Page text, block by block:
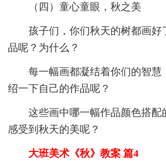
（四）童心童眼，秋之美
孩子们，你们秋天的树都画好
品呢？为什么？
每一幅画都凝结着你们的智慧
绍一下自己的作品呢？
这些画中哪一幅作品颜色搭配
感受到秋天的美呢？
大班美术《秋》教案 篇4